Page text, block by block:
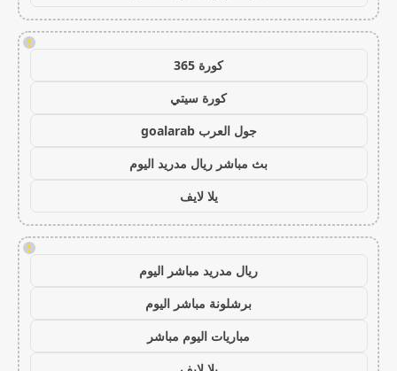
!
كورة 365
كورة سيتي
جول العرب goalarab
بث مباشر ريال مدريد اليوم
يلا لايف
!
ريال مدريد مباشر اليوم
برشلونة مباشر اليوم
مباريات اليوم مباشر